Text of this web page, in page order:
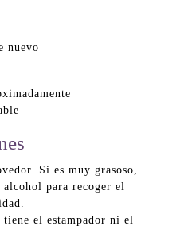
nuevo
Si es muy grasoso,
para recoger el
el estampador ni el